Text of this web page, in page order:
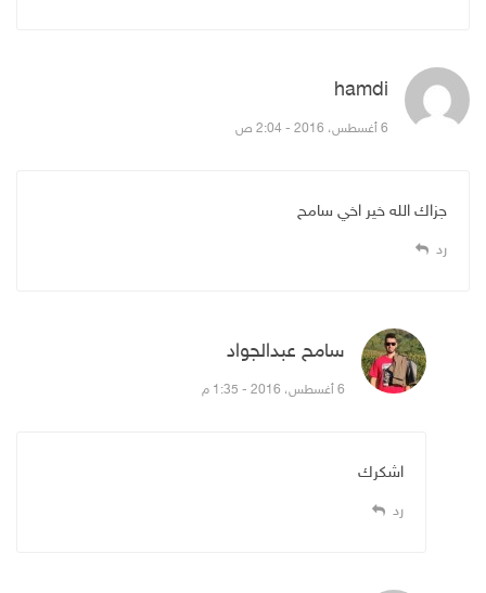
hamdi
6 أغسطس، 2016 - 2:04 ص
جزاك الله خير اخي سامح
رد
سامح عبدالجواد
6 أغسطس، 2016 - 1:35 م
اشكرك
رد